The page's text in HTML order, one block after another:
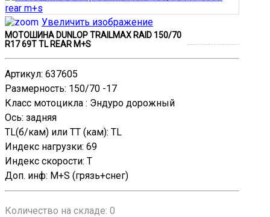
Увеличить изображение
МОТОШИНА DUNLOP TRAILMAX RAID 150/70
R17 69T TL REAR M+S
Артикул: 637605
Размерность: 150/70 -17
Класс мотоцикла : Эндурo дорожный
Ось: задняя
TL(б/кам) или TT (кам): TL
Индекс нагрузки: 69
Индекс скорости: T
Доп. инф: M+S (грязь+снег)
Количество на складе: 0